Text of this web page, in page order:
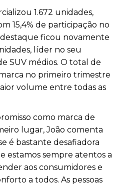
1.672 unidades,
15,4% de participação no
ficou novamente
líder no seu
SUV médios. O total de
no primeiro trimestre
volume entre todas as
como marca de
lugar, João comenta
é bastante desafiadora
estamos sempre atentos a
aos consumidores e
a todos. As pessoas